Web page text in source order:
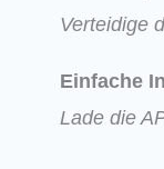
Verteidige
Einfache
Lade die